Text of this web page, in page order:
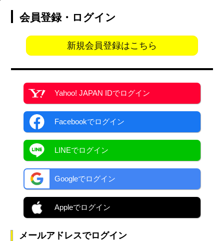
会員登録・ログイン
新規会員登録はこちら
Yahoo! JAPAN IDでログイン
Facebookでログイン
LINEでログイン
Googleでログイン
Appleでログイン
メールアドレスでログイン